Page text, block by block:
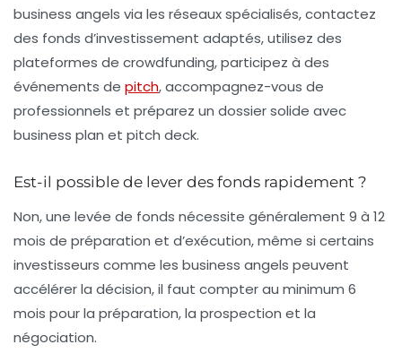
business angels via les réseaux spécialisés, contactez
des fonds d’investissement adaptés, utilisez des
plateformes de crowdfunding, participez à des
événements de pitch, accompagnez-vous de
professionnels et préparez un dossier solide avec
business plan et pitch deck.
Est-il possible de lever des fonds rapidement ?
Non, une levée de fonds nécessite généralement 9 à 12
mois de préparation et d’exécution, même si certains
investisseurs comme les business angels peuvent
accélérer la décision, il faut compter au minimum 6
mois pour la préparation, la prospection et la
négociation.